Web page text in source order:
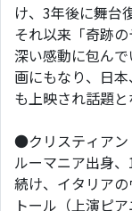
け、3年後に舞台
それ以来「奇跡
深い感動に包ん
画にもなり、日
も上映され話題と
●クリスティアン
ルーマニア出身
続け、イタリア
トール（上演ピ